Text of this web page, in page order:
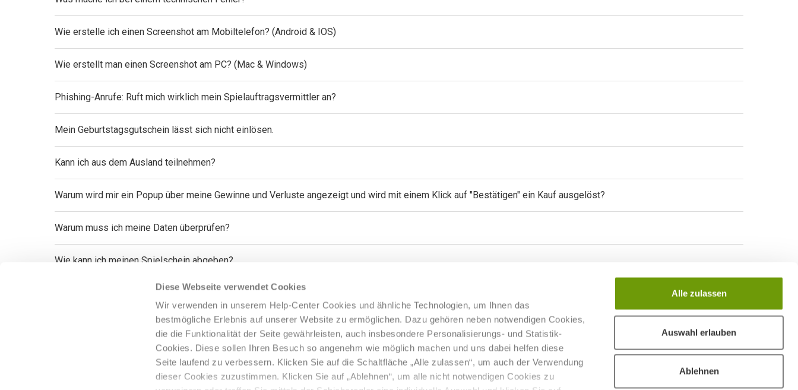
Diese Webseite verwendet Cookies
Wir verwenden in unserem Help-Center Cookies und ähnliche Technologien, um Ihnen das
bestmögliche Erlebnis auf unserer Website zu ermöglichen. Dazu gehören neben notwendigen Cookies,
die die Funktionalität der Seite gewährleisten, auch insbesondere Personalisierungs- und Statistik-
Cookies. Diese sollen Ihren Besuch so angenehm wie möglich machen und uns dabei helfen diese
Seite laufend zu verbessern. Klicken Sie auf die Schaltfläche „Alle zulassen“, um auch der Verwendung
dieser Cookies zuzustimmen. Klicken Sie auf „Ablehnen“, um alle nicht notwendigen Cookies zu
Alle zulassen
Auswahl erlauben
Ablehnen
Wie erstelle ich einen Screenshot am Mobiltelefon? (Android & IOS)
Wie erstellt man einen Screenshot am PC? (Mac & Windows)
Phishing-Anrufe: Ruft mich wirklich mein Spielauftragsvermittler an?
Mein Geburtstagsgutschein lässt sich nicht einlösen.
Kann ich aus dem Ausland teilnehmen?
Warum wird mir ein Popup über meine Gewinne und Verluste angezeigt und wird mit einem Klick auf "Bestätigen" ein Kauf ausgelöst?
Warum muss ich meine Daten überprüfen?
Wie kann ich meinen Spielschein abgeben?
Ist mein Spielschein erfolgreich abgegeben worden?
Warum kann ich keine Spielscheine ausfüllen?